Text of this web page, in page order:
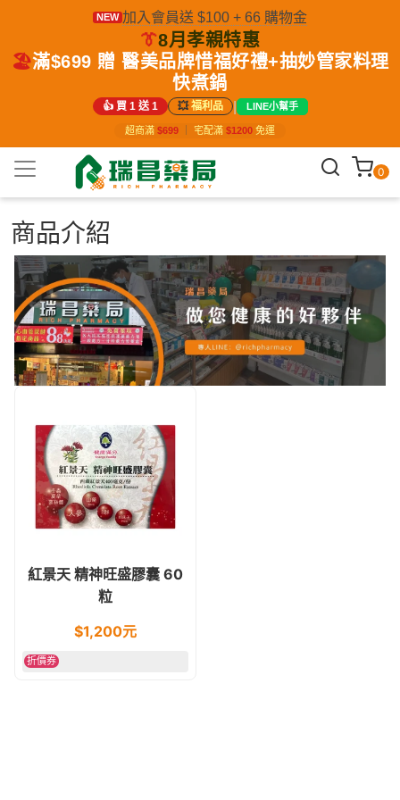
NEW 加入會員送 $100 + 66 購物金
👔8月孝親特惠
🏖️滿$699 贈 醫美品牌惜福好禮+抽妙管家料理
快煮鍋
👍 買 1 送 1 💥福利品 | LINE小幫手
超商滿 $699 宅配滿 $1200 免運
0
商品介紹
紅景天 精神旺盛膠囊 60
粒
$1,200元
折價券